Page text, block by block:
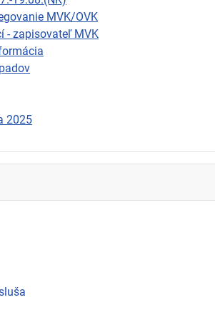
MVK/OVK
- zapisovateľ MVK
2025